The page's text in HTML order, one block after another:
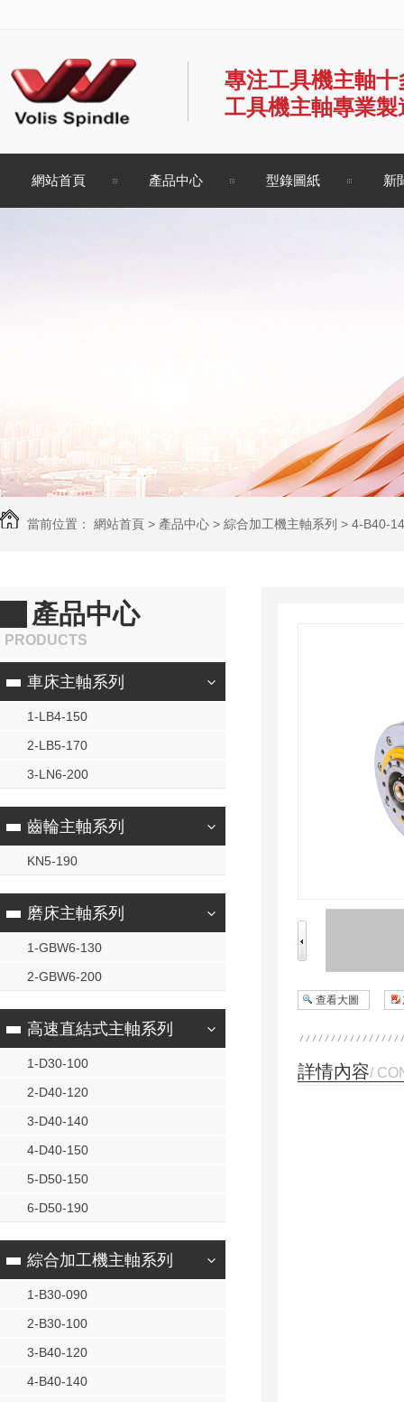
專注工具機主軸十
工具機主軸專業製
網站首頁 產品中心 型錄圖紙 新
當前位置： 網站首頁 > 產品中心 > 綜合加工機主軸系列 > 4-B40-
產品中心
PRODUCTS
車床主軸系列
1-LB4-150
2-LB5-170
3-LN6-200
齒輪主軸系列
KN5-190
磨床主軸系列
1-GBW6-130
2-GBW6-200
高速直結式主軸系列
1-D30-100
2-D40-120
3-D40-140
4-D40-150
5-D50-150
6-D50-190
綜合加工機主軸系列
1-B30-090
2-B30-100
3-B40-120
4-B40-140
查看大圖
詳情內容/